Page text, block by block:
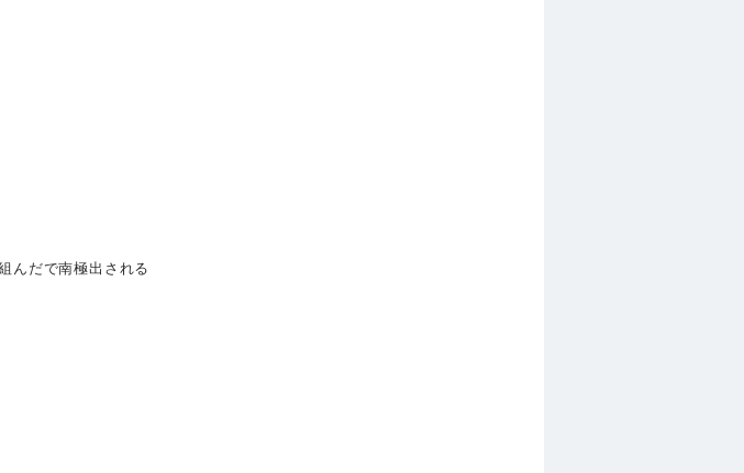
んだで南極出される